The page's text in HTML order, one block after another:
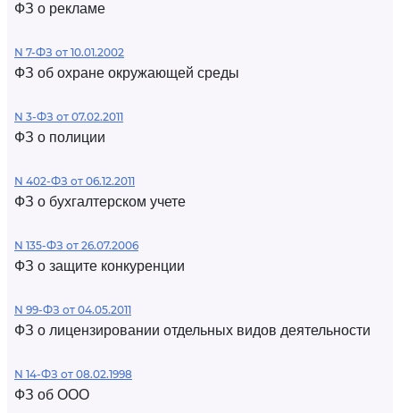
ФЗ о рекламе
N 7-ФЗ от 10.01.2002
ФЗ об охране окружающей среды
N 3-ФЗ от 07.02.2011
ФЗ о полиции
N 402-ФЗ от 06.12.2011
ФЗ о бухгалтерском учете
N 135-ФЗ от 26.07.2006
ФЗ о защите конкуренции
N 99-ФЗ от 04.05.2011
ФЗ о лицензировании отдельных видов деятельности
N 14-ФЗ от 08.02.1998
ФЗ об ООО